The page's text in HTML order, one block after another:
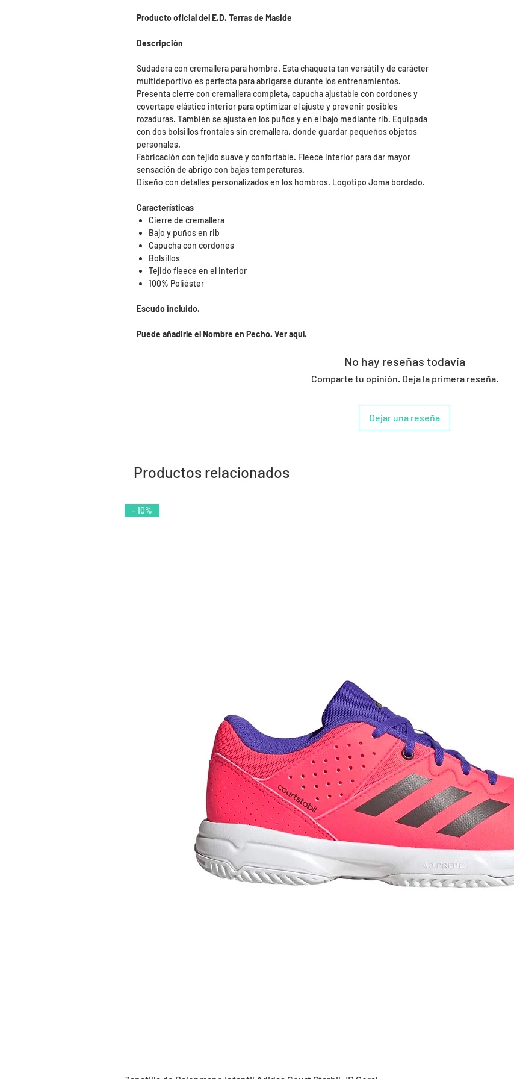
Producto oficial del E.D. Terras de Maside
Descripción
Sudadera con cremallera para hombre. Esta chaqueta tan versátil y de carácter
multideportivo es perfecta para abrigarse durante los entrenamientos.
Presenta cierre con cremallera completa, capucha ajustable con cordones y
covertape elástico interior para optimizar el ajuste y prevenir posibles
rozaduras. También se ajusta en los puños y en el bajo mediante rib. Equipada
con dos bolsillos frontales sin cremallera, donde guardar pequeños objetos
personales.
Fabricación con tejido suave y confortable. Fleece interior para dar mayor
sensación de abrigo con bajas temperaturas.
Diseño con detalles personalizados en los hombros. Logotipo Joma bordado.
Características
Cierre de cremallera
Bajo y puños en rib
Capucha con cordones
Bolsillos
Tejido fleece en el interior
100% Poliéster
Escudo incluido.
Puede añadirle el Nombre en Pecho. Ver aquí.
No hay reseñas todavía
Comparte tu opinión. Deja la primera reseña.
Dejar una reseña
Productos relacionados
- 10%